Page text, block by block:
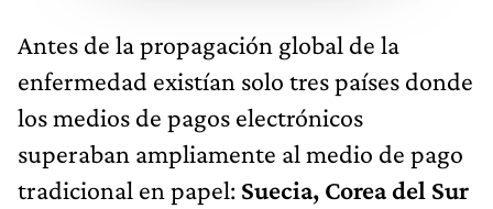
Antes de la propagación global de la
enfermedad existían solo tres países donde
los medios de pagos electrónicos
superaban ampliamente al medio de pago
tradicional en papel: Suecia, Corea del Sur